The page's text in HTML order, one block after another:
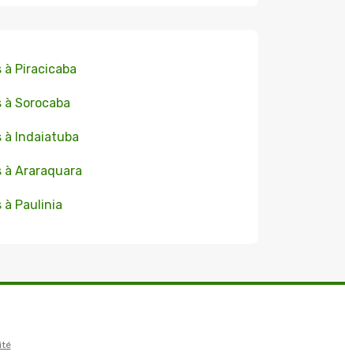
à Piracicaba
à Sorocaba
à Indaiatuba
à Araraquara
à Paulinia